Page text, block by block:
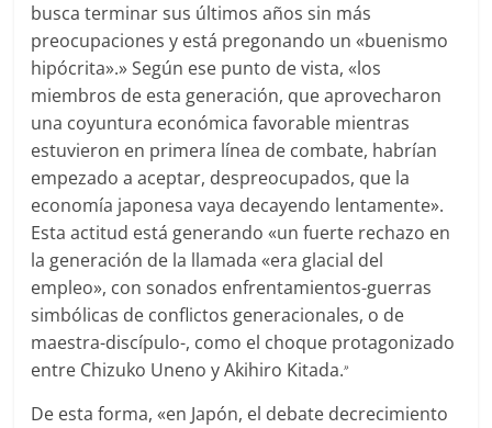
busca terminar sus últimos años sin más
preocupaciones y está pregonando un «buenismo
hipócrita».» Según ese punto de vista, «los
miembros de esta generación, que aprovecharon
una coyuntura económica favorable mientras
estuvieron en primera línea de combate, habrían
empezado a aceptar, despreocupados, que la
economía japonesa vaya decayendo lentamente».
Esta actitud está generando «un fuerte rechazo en
la generación de la llamada «era glacial del
empleo», con sonados enfrentamientos-guerras
simbólicas de conflictos generacionales, o de
maestra-discípulo-, como el choque protagonizado
entre Chizuko Uneno y Akihiro Kitada.»
De esta forma, «en Japón, el debate decrecimiento